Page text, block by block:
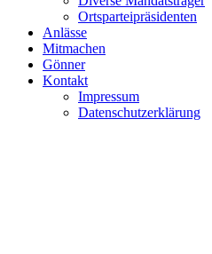
Ortsparteipräsidenten
Anlässe
Mitmachen
Gönner
Kontakt
Impressum
Datenschutzerklärung